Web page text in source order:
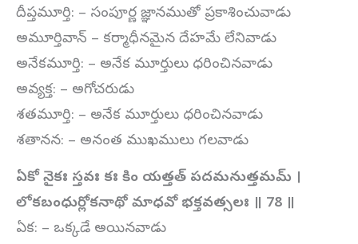
దీప్తమూర్తి: – సంపూర్ణ జ్ఞానముతో ప్రకాశించువాడు
అమూర్తివాన్ – కర్మాధీనమైన దేహమే లేనివాడు
అనేకమూర్తి: – అనేక మూర్తులు ధరించినవాడు
అవ్యక్త: – అగోచరుడు
శతమూర్తి: – అనేక మూర్తులు ధరించినవాడు
శతానన: – అనంత ముఖములు గలవాడు
ఏకో నైకః స్తవః కః కిం యత్తత్ పదమనుత్తమమ్ ।
లోకబంధుర్లోకనాథో మాధవో భక్తవత్సలః ॥ 78 ॥
ఏక: – ఒక్కడే అయినవాడు